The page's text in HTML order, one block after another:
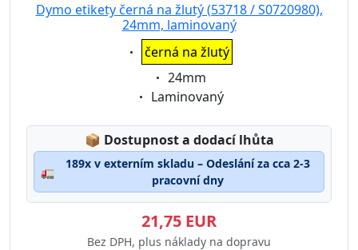
Dymo etikety černá na žlutý (53718 / S0720980),
24mm, laminovaný
Eigenschaft:
černá na žlutý
Eigenschaft:
24mm
Eigenschaft:
Laminovaný
📦 Lagerstatus:
Dostupnost a dodací lhůta
🚛
189x v externím skladu – Odeslání za cca 2-3
pracovní dny
21,75 EUR
Bez DPH, plus náklady na dopravu